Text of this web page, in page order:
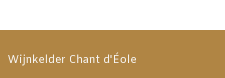
Wijnkelder Chant d'Éole